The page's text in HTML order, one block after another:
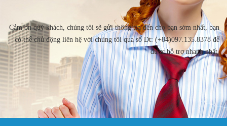
Cảm ơn quý khách, chúng tôi sẽ gửi thông tin đến cho bạn sớm nhất, bạn
có thể chủ động liên hệ với chúng tôi qua số Đt: (+84)097.135.8378 để
được hỗ trợ nhanh nhất.